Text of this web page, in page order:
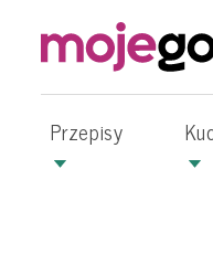
Przepisy